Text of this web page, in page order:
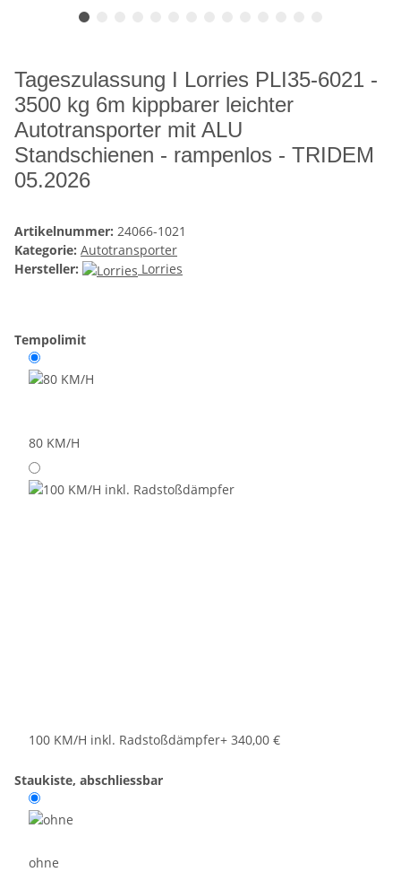
Tageszulassung I Lorries PLI35-6021 -
3500 kg 6m kippbarer leichter
Autotransporter mit ALU
Standschienen - rampenlos - TRIDEM
05.2026
Artikelnummer: 24066-1021
Kategorie: Autotransporter
Hersteller:
Lorries
Tempolimit
80 KM/H
100 KM/H inkl. Radstoßdämpfer+ 340,00 €
Staukiste, abschliessbar
ohne